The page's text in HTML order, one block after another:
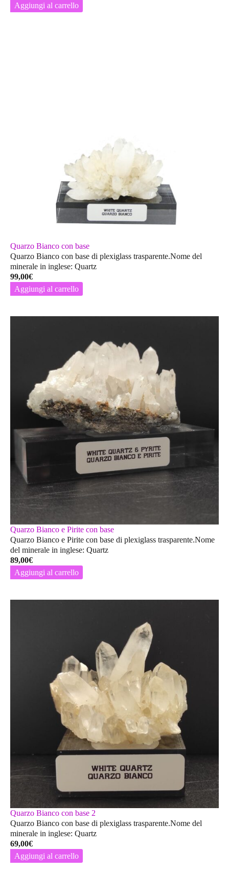
Aggiungi al carrello
Quarzo Bianco con base
Quarzo Bianco con base di plexiglass trasparente.Nome del
minerale in inglese: Quartz
99,00€
Aggiungi al carrello
Quarzo Bianco e Pirite con base
Quarzo Bianco e Pirite con base di plexiglass trasparente.Nome
del minerale in inglese: Quartz
89,00€
Aggiungi al carrello
Quarzo Bianco con base 2
Quarzo Bianco con base di plexiglass trasparente.Nome del
minerale in inglese: Quartz
69,00€
Aggiungi al carrello